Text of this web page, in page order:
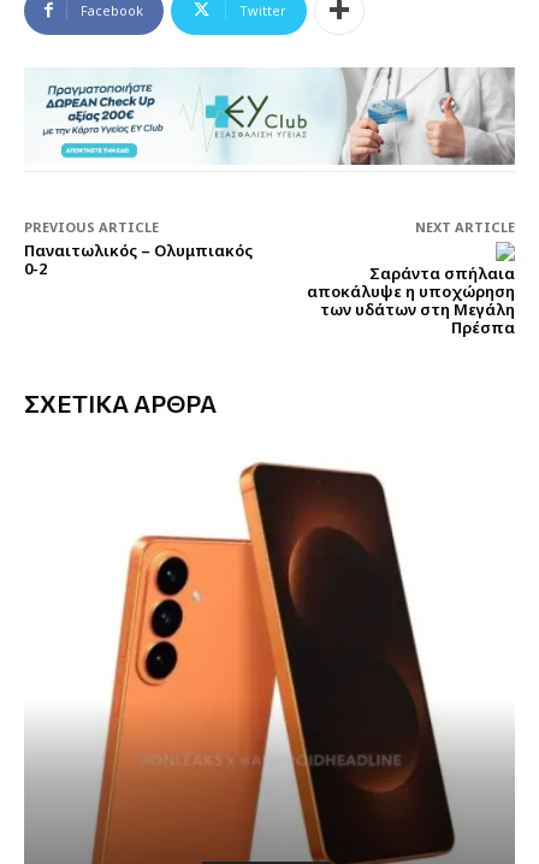
Facebook Twitter
PREVIOUS ARTICLE
Παναιτωλικός – Ολυμπιακός
0-2
NEXT ARTICLE
Σαράντα σπήλαια
αποκάλυψε η υποχώρηση
των υδάτων στη Μεγάλη
Πρέσπα
ΣΧΕΤΙΚΑ ΑΡΘΡΑ